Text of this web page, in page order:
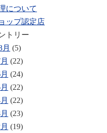
について
ップ認定店
トリー
月 (5)
(22)
(24)
(22)
(22)
(23)
(19)